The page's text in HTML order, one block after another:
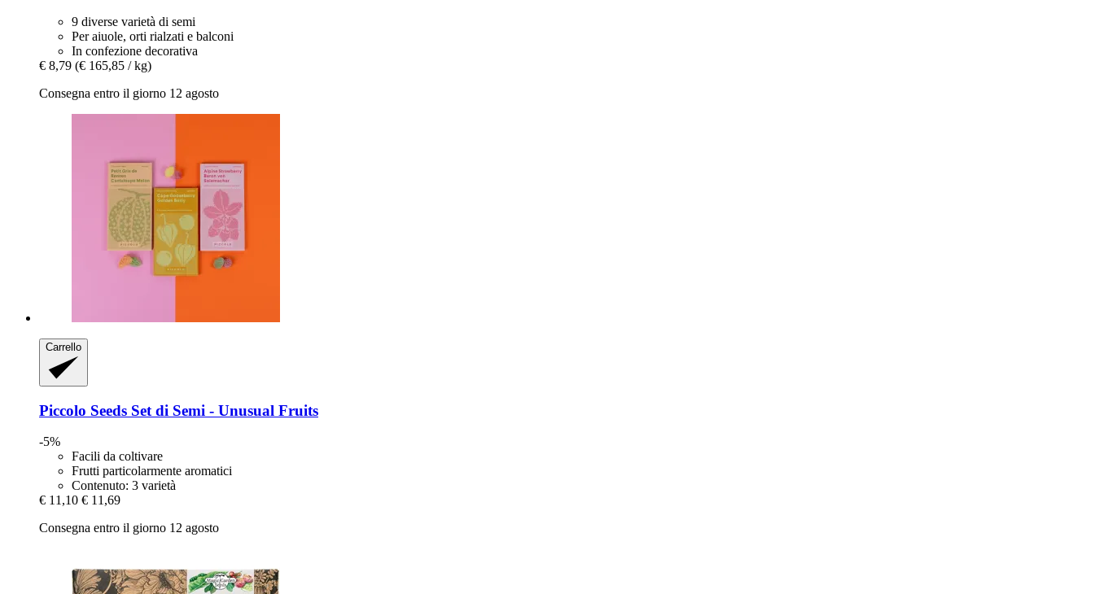
9 diverse varietà di semi
Per aiuole, orti rialzati e balconi
In confezione decorativa
€ 8,79 (€ 165,85 / kg)
Consegna entro il giorno 12 agosto
Carrello
Piccolo Seeds Set di Semi -​ Unusual Fruits
-5%
Facili da coltivare
Frutti particolarmente aromatici
Contenuto: 3 varietà
€ 11,10 € 11,69
Consegna entro il giorno 12 agosto